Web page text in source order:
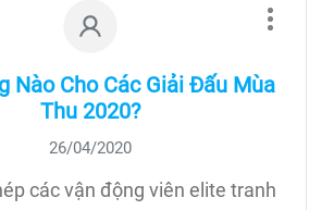
Nào Cho Các Giải Đấu Mùa
Thu 2020?
26/04/2020
các vận động viên elite tranh